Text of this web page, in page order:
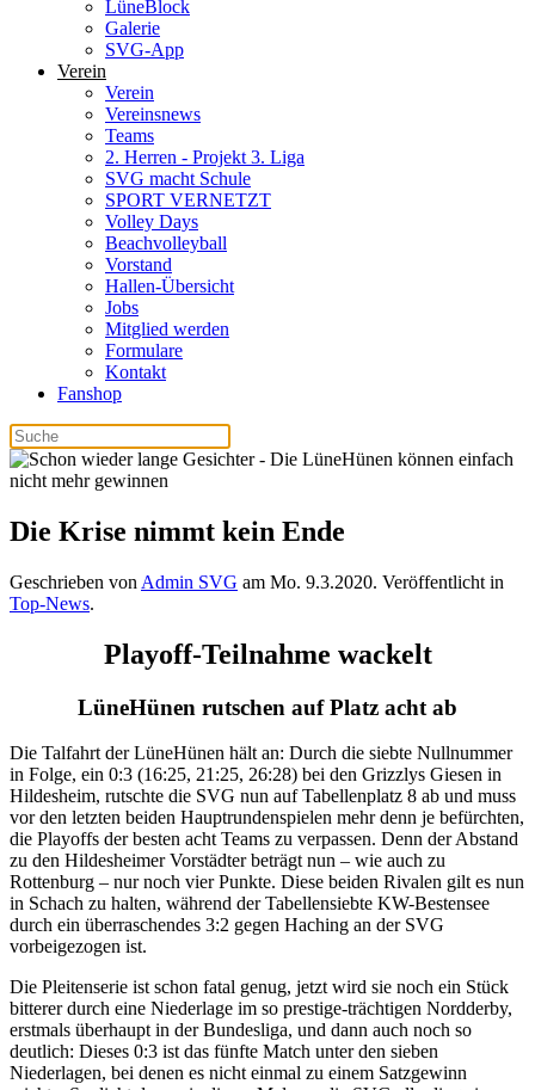
LüneBlock
Galerie
SVG-App
Verein
Verein
Vereinsnews
Teams
2. Herren - Projekt 3. Liga
SVG macht Schule
SPORT VERNETZT
Volley Days
Beachvolleyball
Vorstand
Hallen-Übersicht
Jobs
Mitglied werden
Formulare
Kontakt
Fanshop
Die Krise nimmt kein Ende
Geschrieben von Admin SVG am Mo. 9.3.2020. Veröffentlicht in
Top-News.
Playoff-Teilnahme wackelt
LüneHünen rutschen auf Platz acht ab
Die Talfahrt der LüneHünen hält an: Durch die siebte Nullnummer
in Folge, ein 0:3 (16:25, 21:25, 26:28) bei den Grizzlys Giesen in
Hildesheim, rutschte die SVG nun auf Tabellenplatz 8 ab und muss
vor den letzten beiden Hauptrundenspielen mehr denn je befürchten,
die Playoffs der besten acht Teams zu verpassen. Denn der Abstand
zu den Hildesheimer Vorstädter beträgt nun – wie auch zu
Rottenburg – nur noch vier Punkte. Diese beiden Rivalen gilt es nun
in Schach zu halten, während der Tabellensiebte KW-Bestensee
durch ein überraschendes 3:2 gegen Haching an der SVG
vorbeigezogen ist.
Die Pleitenserie ist schon fatal genug, jetzt wird sie noch ein Stück
bitterer durch eine Niederlage im so prestige-trächtigen Nordderby,
erstmals überhaupt in der Bundesliga, und dann auch noch so
deutlich: Dieses 0:3 ist das fünfte Match unter den sieben
Niederlagen, bei denen es nicht einmal zu einem Satzgewinn